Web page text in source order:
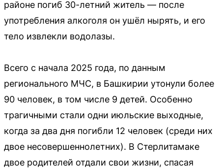
районе погиб 30-летний житель — после
употребления алкоголя он ушёл нырять, и его
тело извлекли водолазы.
Всего с начала 2025 года, по данным
регионального МЧС, в Башкирии утонули более
90 человек, в том числе 9 детей. Особенно
трагичными стали одни июльские выходные,
когда за два дня погибли 12 человек (среди них
двое несовершеннолетних). В Стерлитамаке
двое родителей отдали свои жизни, спасая